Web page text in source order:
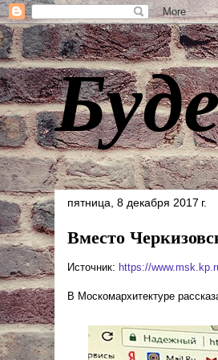
пятница, 8 декабря 2017 г.
Вместо
Источник: https://
В Москомархитектуре